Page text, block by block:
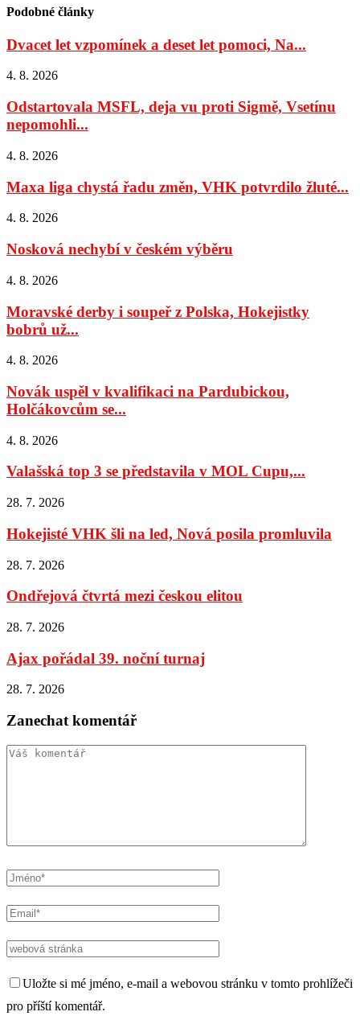
Podobné články
Dvacet let vzpomínek a deset let pomoci, Na...
4. 8. 2026
Odstartovala MSFL, deja vu proti Sigmě, Vsetínu
nepomohli...
4. 8. 2026
Maxa liga chystá řadu změn, VHK potvrdilo žluté...
4. 8. 2026
Nosková nechybí v českém výběru
4. 8. 2026
Moravské derby i soupeř z Polska, Hokejistky
bobrů už...
4. 8. 2026
Novák uspěl v kvalifikaci na Pardubickou,
Holčákovcům se...
4. 8. 2026
Valašská top 3 se představila v MOL Cupu,...
28. 7. 2026
Hokejisté VHK šli na led, Nová posila promluvila
28. 7. 2026
Ondřejová čtvrtá mezi českou elitou
28. 7. 2026
Ajax pořádal 39. noční turnaj
28. 7. 2026
Zanechat komentář
Uložte si mé jméno, e-mail a webovou stránku v tomto prohlížeči
pro příští komentář.